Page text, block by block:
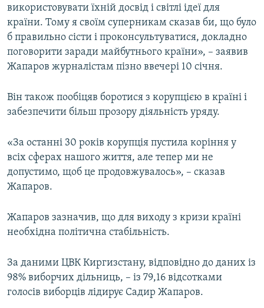
використовувати їхній досвід і світлі ідеї для
країни. Тому я своїм суперникам сказав би, що було
б правильно сісти і проконсультуватися, докладно
поговорити заради майбутнього країни», – заявив
Жапаров журналістам пізно ввечері 10 січня.
Він також пообіцяв боротися з корупцією в країні і
забезпечити більш прозору діяльність уряду.
«За останні 30 років корупція пустила коріння у
всіх сферах нашого життя, але тепер ми не
допустимо, щоб це продовжувалось», – сказав
Жапаров.
Жапаров зазначив, що для виходу з кризи країні
необхідна політична стабільність.
За даними ЦВК Киргизстану, відповідно до даних із
98% виборчих дільниць, – із 79,16 відсотками
голосів виборців лідирує Садир Жапаров.